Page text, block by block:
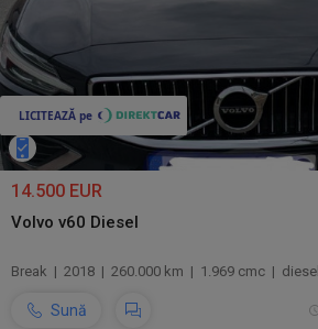
14.500 EUR
Volvo v60 Diesel
Break | 2018 | 260.000 km | 1.969 cmc | diesel
Sună